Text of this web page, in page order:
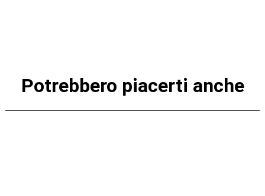
Potrebbero piacerti anche